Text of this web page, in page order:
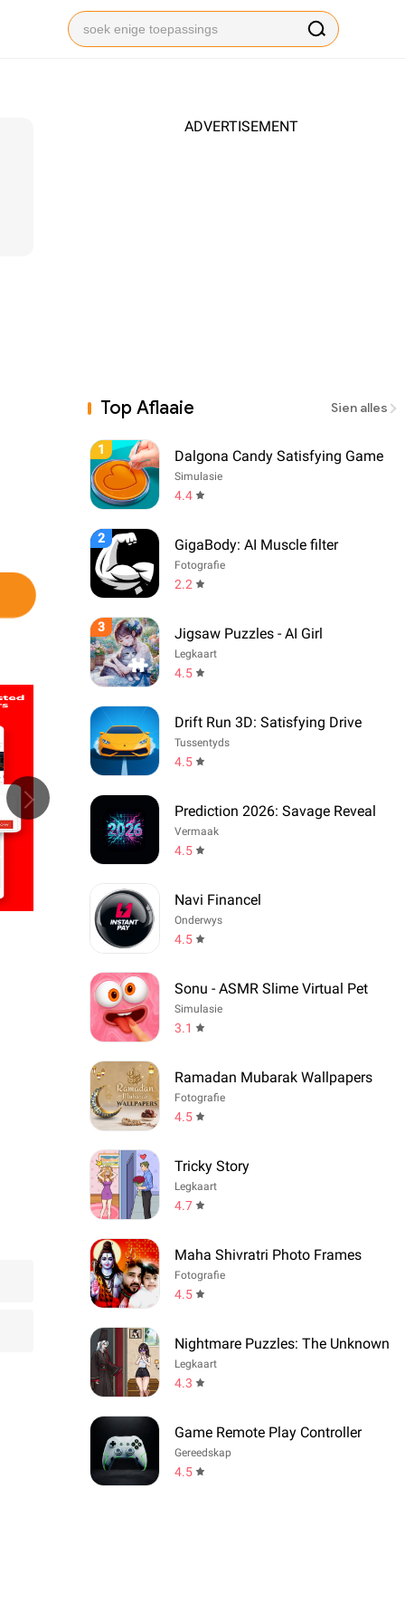
ADVERTISEMENT
Top Aflaaie Sien alles
1 Dalgona Candy Satisfying Game
Simulasie
4.4
2 GigaBody: AI Muscle filter
Fotografie
2.2
3 Jigsaw Puzzles - AI Girl
Legkaart
4.5
Drift Run 3D: Satisfying Drive
Tussentyds
4.5
Prediction 2026: Savage Reveal
Vermaak
4.5
Navi Financel
Onderwys
4.5
Sonu - ASMR Slime Virtual Pet
Simulasie
3.1
Ramadan Mubarak Wallpapers
Fotografie
4.5
Tricky Story
Legkaart
4.7
Maha Shivratri Photo Frames
Fotografie
4.5
Nightmare Puzzles: The Unknown
Legkaart
4.3
Game Remote Play Controller
Gereedskap
4.5